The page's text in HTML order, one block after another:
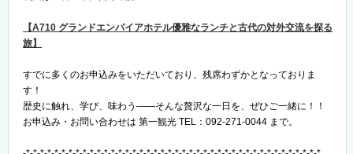
【A710 グランドエンパイアホテル優雅なランチと古代の対外交流を探る
旅】
すでに多くのお申込みをいただいており、残席わずかとなっておりま
す！
歴史に触れ、学び、味わう——そんな贅沢な一日を、ぜひご一緒に！！
お申込み・お問い合わせは 第一観光 TEL：092-271-0044 まで。